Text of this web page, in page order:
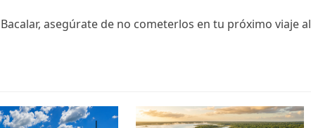
asegúrate de no cometerlos en tu próximo viaje al